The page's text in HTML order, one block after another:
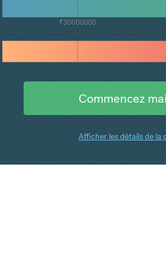
₹30000000
Commencez
Afficher les détails de la